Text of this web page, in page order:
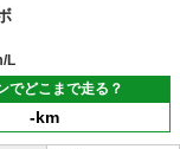
L
でどこまで走る？
-km